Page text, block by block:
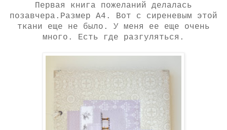
Первая книга пожеланий делалась
позавчера.Размер А4. Вот с сиреневым этой
ткани еще не было. У меня ее еще очень
много. Есть где разгуляться.